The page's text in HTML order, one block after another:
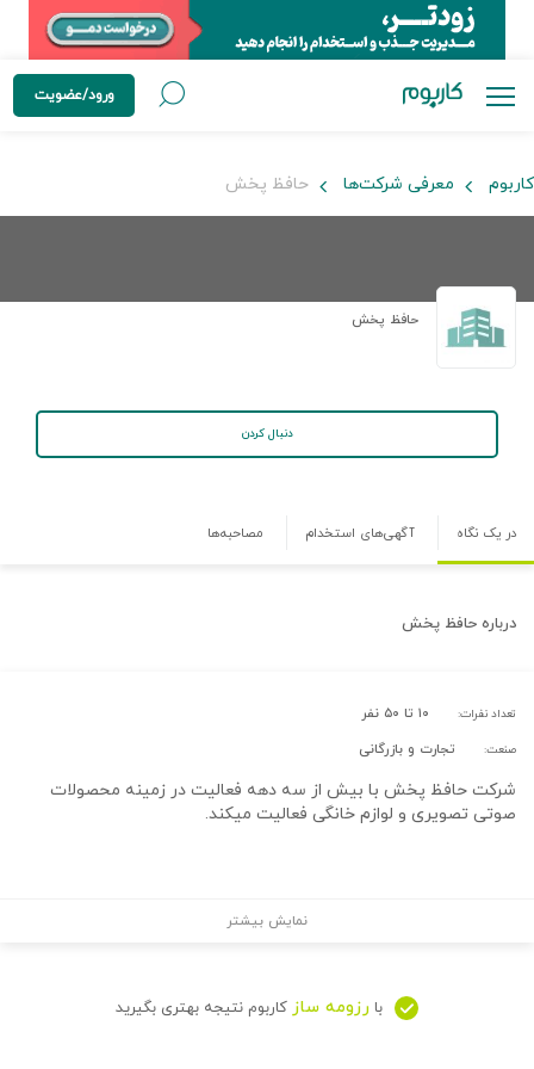
ورود/عضویت
کاربوم معرفی شرکت‌ها حافظ پخش
حافظ پخش
دنبال کردن
در یک نگاه آگهی‌های استخدام مصاحبه‌ها
درباره حافظ پخش
تعداد نفرات: ۱۰ تا ۵۰ نفر
صنعت: تجارت و بازرگانی
شرکت حافظ پخش با بیش از سه دهه فعالیت در زمینه محصولات
صوتی تصویری و لوازم خانگی فعالیت میکند.
نمایش بیشتر
با رزومه ساز کاربوم نتیجه بهتری بگیرید